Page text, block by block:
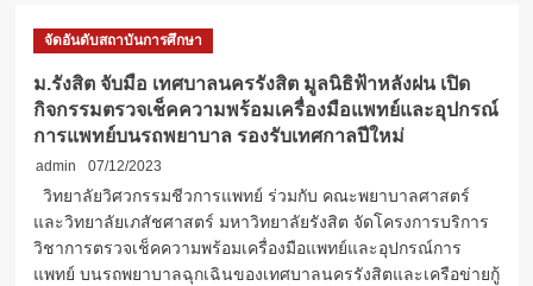
จัดอันดับสถาบันการศึกษา
ม.รังสิต จับมือ เทศบาลนครรังสิต มูลนิธิฟ้าหลังฝน เปิด
กิจกรรมตรวจเช็คความพร้อมเครื่องมือแพทย์และอุปกรณ์
การแพทย์บนรถพยาบาล รองรับเทศกาลปีใหม่
admin
07/12/2023
วิทยาลัยวิศวกรรมชีวการแพทย์ ร่วมกับ คณะพยาบาลศาสตร์
และวิทยาลัยเภสัชศาสตร์ มหาวิทยาลัยรังสิต จัดโครงการบริการ
วิชาการตรวจเช็คความพร้อมเครื่องมือแพทย์และอุปกรณ์การ
แพทย์ บนรถพยาบาลฉุกเฉินของเทศบาลนครรังสิตและเครือข่ายกู้